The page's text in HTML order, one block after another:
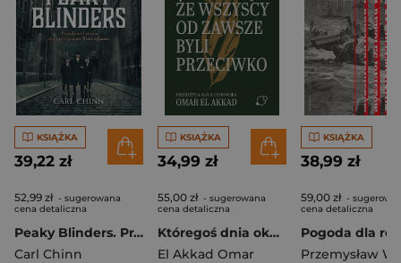
KSIĄŻKA
39,22 zł
52,99 zł - sugerowana
cena detaliczna
Peaky Blinders. Prawdziwa historia słynnych gangów Birminghamu
Carl Chinn
KSIĄŻKA
34,99 zł
55,00 zł - sugerowana
cena detaliczna
Któregoś dnia okaże się, że wszyscy od zawsze byli przeciwko
El Akkad Omar
KSIĄŻKA
38,99 zł
59,00 zł -
cena detaliczna